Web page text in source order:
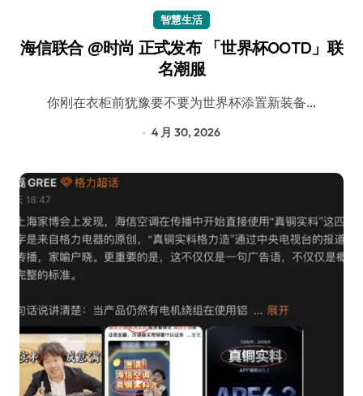
智慧生活
海信联合 @时尚 正式发布 「世界杯OOTD」联
名潮服
你刚在衣柜前犹豫要不要为世界杯添置新装备…
4 月 30, 2026